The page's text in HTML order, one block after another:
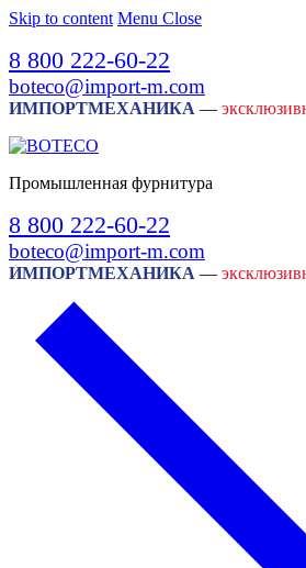
Skip to content Menu Close
8 800 222-60-22
boteco@import-m.com
ИМПОРТМЕХАНИКА —
Промышленная фурнитура
8 800 222-60-22
boteco@import-m.com
ИМПОРТМЕХАНИКА —